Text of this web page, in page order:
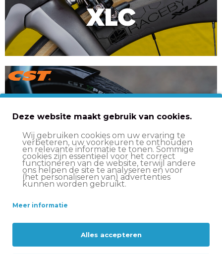
Deze website maakt gebruik van cookies.
Wij gebruiken cookies om uw ervaring te
verbeteren, uw voorkeuren te onthouden
en relevante informatie te tonen. Sommige
cookies zijn essentieel voor het correct
functioneren van de website, terwijl andere
ons helpen de site te analyseren en voor
(het personaliseren van) advertenties
kunnen worden gebruikt.
Meer informatie
Alles accepteren